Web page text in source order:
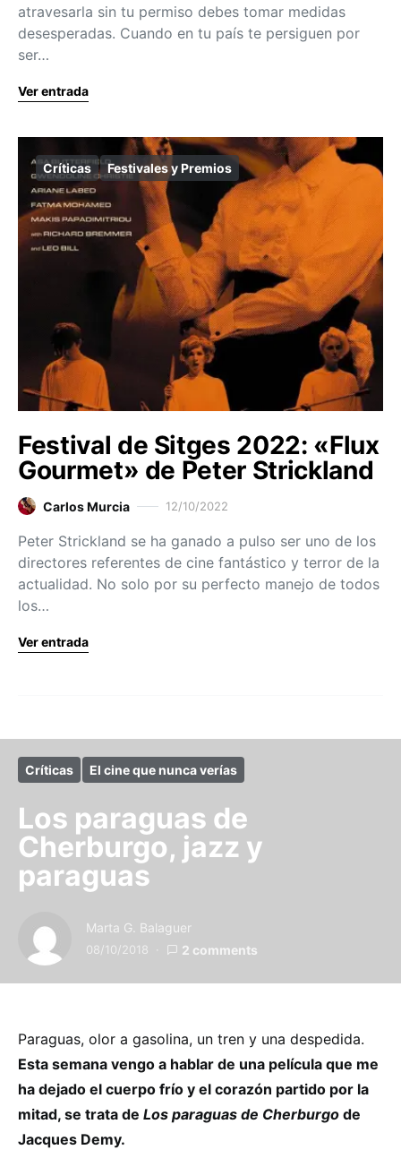
atravesarla sin tu permiso debes tomar medidas
desesperadas. Cuando en tu país te persiguen por
ser…
Ver entrada
Críticas Festivales y Premios
Festival de Sitges 2022: «Flux
Gourmet» de Peter Strickland
Carlos Murcia 12/10/2022
Peter Strickland se ha ganado a pulso ser uno de los
directores referentes de cine fantástico y terror de la
actualidad. No solo por su perfecto manejo de todos
los…
Ver entrada
Críticas El cine que nunca verías
Los paraguas de
Cherburgo, jazz y
paraguas
Marta G. Balaguer
08/10/2018 2 comments
Paraguas, olor a gasolina, un tren y una despedida.
Esta semana vengo a hablar de una película que me
ha dejado el cuerpo frío y el corazón partido por la
mitad, se trata de Los paraguas de Cherburgo de
Jacques Demy.